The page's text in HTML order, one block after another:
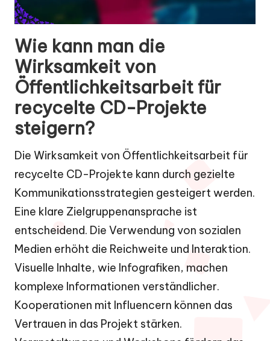
Wie kann man die
Wirksamkeit von
Öffentlichkeitsarbeit für
recycelte CD-Projekte
steigern?
Die Wirksamkeit von Öffentlichkeitsarbeit für
recycelte CD-Projekte kann durch gezielte
Kommunikationsstrategien gesteigert werden.
Eine klare Zielgruppenansprache ist
entscheidend. Die Verwendung von sozialen
Medien erhöht die Reichweite und Interaktion.
Visuelle Inhalte, wie Infografiken, machen
komplexe Informationen verständlicher.
Kooperationen mit Influencern können das
Vertrauen in das Projekt stärken.